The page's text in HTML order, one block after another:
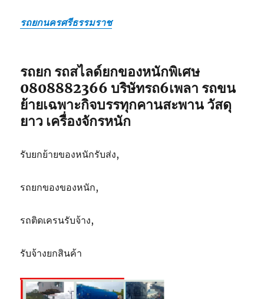
เฉพาะ
กิจ
รถยกนครศรีธรรมราช
รถยก รถสไลด์ยกของหนักพิเศษ
0808882366 บริษัทรถ6เพลา รถขน
ย้ายเฉพาะกิจบรรทุกคานสะพาน วัสดุ
ยาว เครื่องจักรหนัก
รับยกย้ายของหนักรับส่ง,
รถยกของของหนัก,
รถติดเครนรับจ้าง,
รับจ้างยกสินค้า